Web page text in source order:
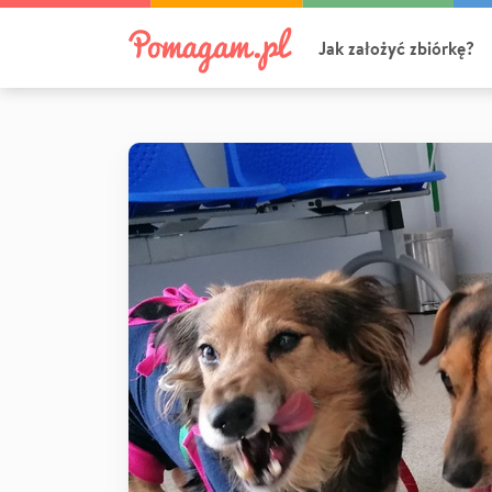
Jak założyć zbiórkę?